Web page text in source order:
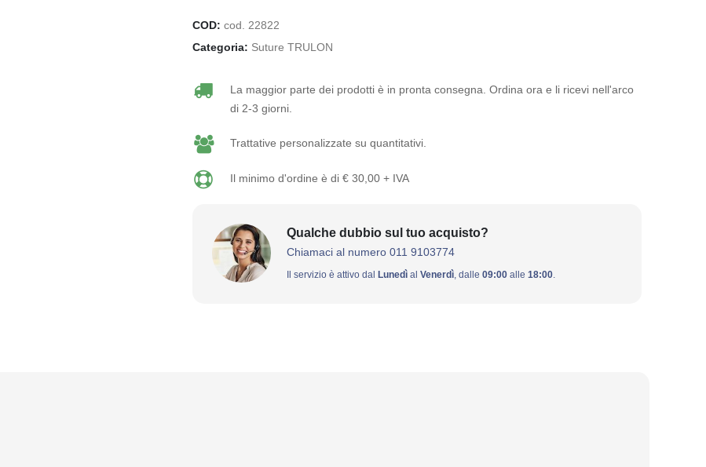
COD: cod. 22822
Categoria: Suture TRULON
La maggior parte dei prodotti è in pronta consegna. Ordina ora e li ricevi nell'arco
di 2-3 giorni.
Trattative personalizzate su quantitativi.
Il minimo d'ordine è di € 30,00 + IVA
Qualche dubbio sul tuo acquisto?
Chiamaci al numero 011 9103774
Il servizio è attivo dal Lunedìal Venerdì, dalle 09:00alle 18:00.